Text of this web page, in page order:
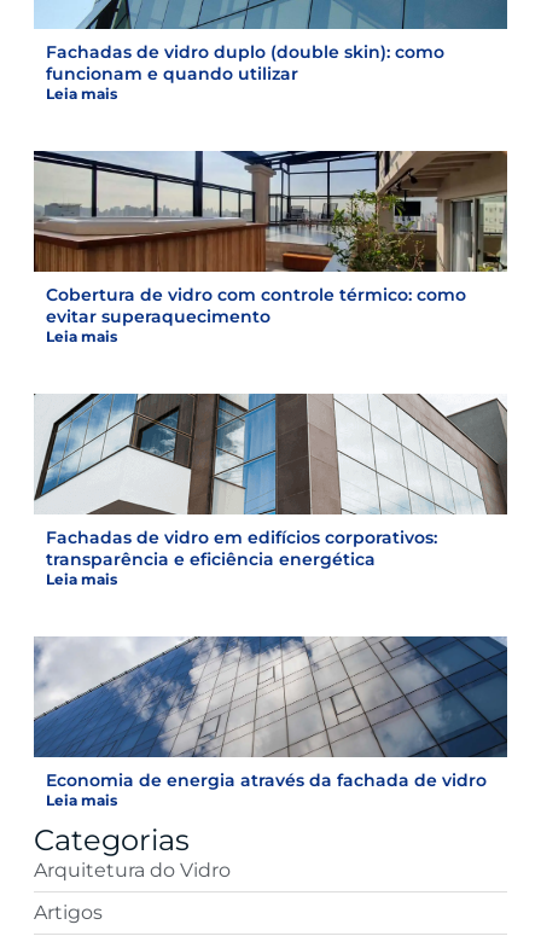
Fachadas de vidro duplo (double skin): como
funcionam e quando utilizar
Leia mais
Cobertura de vidro com controle térmico: como
evitar superaquecimento
Leia mais
Fachadas de vidro em edifícios corporativos:
transparência e eficiência energética
Leia mais
Economia de energia através da fachada de vidro
Leia mais
Categorias
Arquitetura do Vidro
Artigos